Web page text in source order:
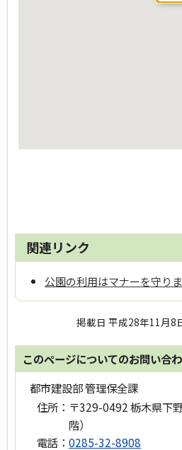
関連リンク
公園の利用はマナーを守り
掲載日 平成28年11月8
このページについてのお問い合
都市建設部 管理保全課
住所： 〒329-0492 栃木県下
階）
電話： 0285-32-8908